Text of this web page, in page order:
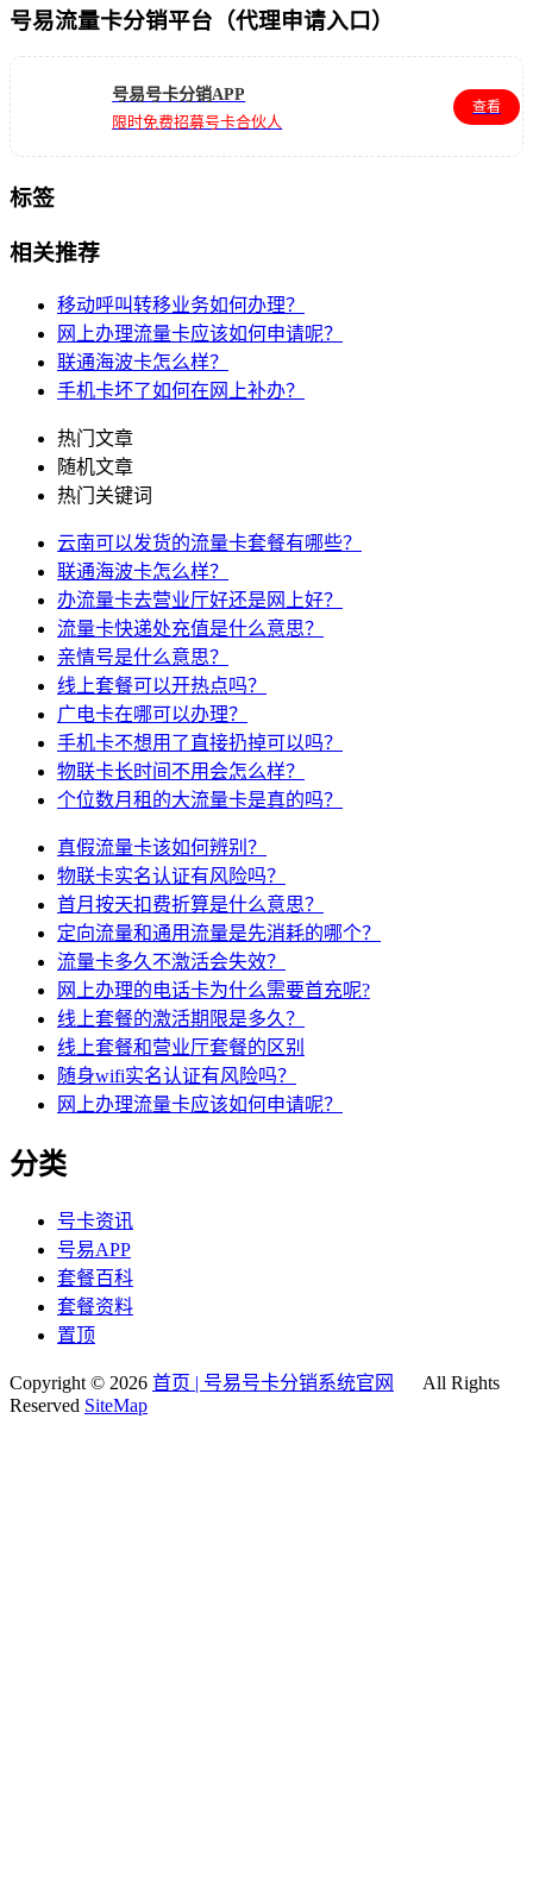
号易流量卡分销平台（代理申请入口）
号易号卡分销APP
限时免费招募号卡合伙人
查看
标签
相关推荐
移动呼叫转移业务如何办理？
网上办理流量卡应该如何申请呢？
联通海波卡怎么样？
手机卡坏了如何在网上补办？
热门文章
随机文章
热门关键词
云南可以发货的流量卡套餐有哪些？
联通海波卡怎么样？
办流量卡去营业厅好还是网上好？
流量卡快递处充值是什么意思？
亲情号是什么意思？
线上套餐可以开热点吗？
广电卡在哪可以办理？
手机卡不想用了直接扔掉可以吗？
物联卡长时间不用会怎么样？
个位数月租的大流量卡是真的吗？
真假流量卡该如何辨别？
物联卡实名认证有风险吗？
首月按天扣费折算是什么意思？
定向流量和通用流量是先消耗的哪个？
流量卡多久不激活会失效？
网上办理的电话卡为什么需要首充呢?
线上套餐的激活期限是多久？
线上套餐和营业厅套餐的区别
随身wifi实名认证有风险吗？
网上办理流量卡应该如何申请呢？
分类
号卡资讯
号易APP
套餐百科
套餐资料
置顶
Copyright © 2026 首页 | 号易号卡分销系统官网
All Rights
Reserved SiteMap